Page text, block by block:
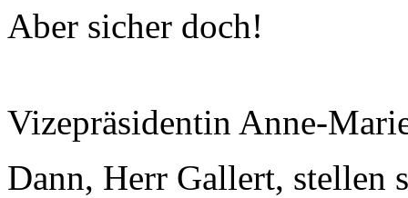
Aber sicher doch!
Vizepräsidentin Anne-
Dann, Herr Gallert, stellen